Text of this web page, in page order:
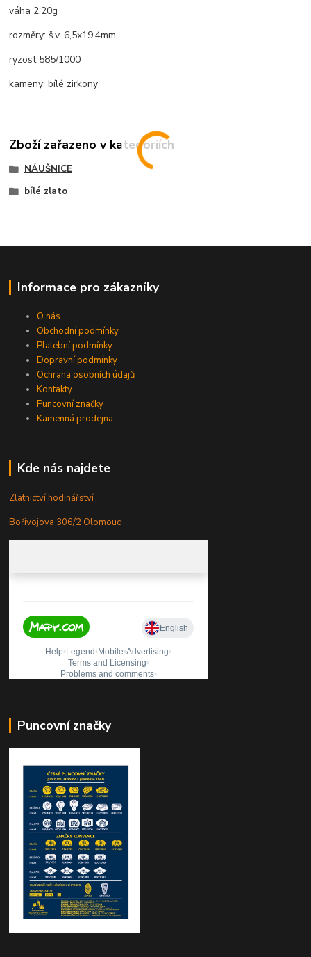
váha 2,20g
rozměry: š.v. 6,5x19,4mm
ryzost 585/1000
kameny: bílé zirkony
Zboží zařazeno v kategoriích
NÁUŠNICE
bílé zlato
Informace pro zákazníky
O nás
Obchodní podmínky
Platební podmínky
Dopravní podmínky
Ochrana osobních údajů
Kontakty
Puncovní značky
Kamenná prodejna
Kde nás najdete
Zlatnictví hodinářství
Bořivojova 306/2 Olomouc
Puncovní značky